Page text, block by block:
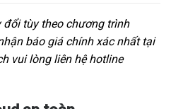
đổi tùy theo chương trình
báo giá chính xác nhất tại
vui lòng liên hệ hotline